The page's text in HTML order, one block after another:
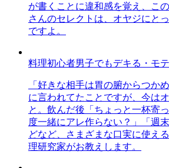
が書くことに違和感を覚え、こ
さんのセレクトは、オヤジにと
ですよ。
料理初心者男子でもデキる・モ
「好きな相手は胃の腑からつか
に言われてたことですが、今は
と。飲んだ後「ちょっと一杯寄
度一緒にアレ作らない？」「週
どなど、さまざまな口実に使え
理研究家がお教えします。